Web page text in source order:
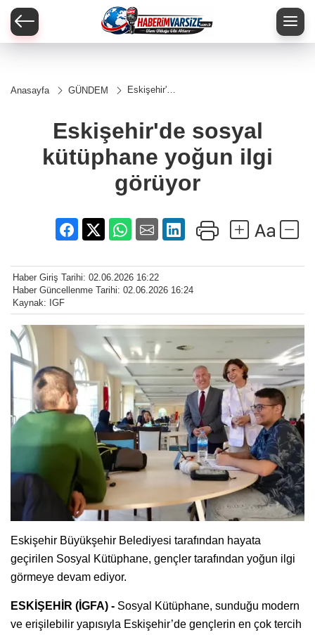
Anasayfa GÜNDEM
Eskişehir'de
yoğun ilgi
görüyor
Eskişehir'de sosyal
kütüphane yoğun ilgi
görüyor
Haber Giriş Tarihi: 02.06.2026 16:22
Haber Güncellenme Tarihi: 02.06.2026 16:24
Kaynak: IGF
Eskişehir Büyükşehir Belediyesi tarafından hayata
geçirilen Sosyal Kütüphane, gençler tarafından yoğun ilgi
görmeye devam ediyor.
ESKİŞEHİR (İGFA) - Sosyal Kütüphane, sunduğu modern
ve erişilebilir yapısıyla Eskişehir’de gençlerin en çok tercih